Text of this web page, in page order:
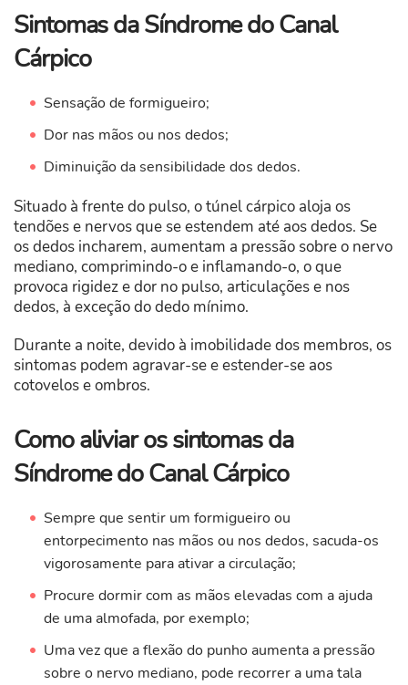
Sintomas da Síndrome do Canal
Cárpico
Sensação de formigueiro;
Dor nas mãos ou nos dedos;
Diminuição da sensibilidade dos dedos.
Situado à frente do pulso, o túnel cárpico aloja os
tendões e nervos que se estendem até aos dedos. Se
os dedos incharem, aumentam a pressão sobre o nervo
mediano, comprimindo-o e inflamando-o, o que
provoca rigidez e dor no pulso, articulações e nos
dedos, à exceção do dedo mínimo.
Durante a noite, devido à imobilidade dos membros, os
sintomas podem agravar-se e estender-se aos
cotovelos e ombros.
Como aliviar os sintomas da
Síndrome do Canal Cárpico
Sempre que sentir um formigueiro ou
entorpecimento nas mãos ou nos dedos, sacuda-os
vigorosamente para ativar a circulação;
Procure dormir com as mãos elevadas com a ajuda
de uma almofada, por exemplo;
Uma vez que a flexão do punho aumenta a pressão
sobre o nervo mediano, pode recorrer a uma tala